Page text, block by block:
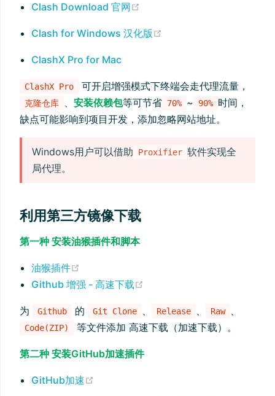
Clash Download 官网
Clash for Windows 汉化版
ClashX Pro for Mac
ClashX Pro 可开启增强模式下终端会走代理流量，
克隆仓库 、 安装依赖包等可节省 70% ~ 90% 时间，
缺点可能影响到项目开发，添加忽略网站地址。
Windows用户可以借助 Proxifier 软件实现全
局代理。
利用第三方镜像下载
第一种 安装油猴插件和脚本
油猴插件
Github 增强 - 高速下载
为 Github 的 Git Clone 、 Release 、 Raw 、
Code(ZIP) 等文件添加 高速下载（加速下载）。
第二种 安装GitHub加速插件
GitHub加速